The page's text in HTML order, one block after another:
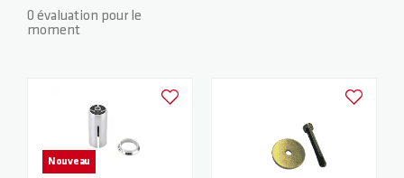
Black
0 évaluation pour le
moment
Nouveau
Ajouter à la liste d'achats Ajouter à